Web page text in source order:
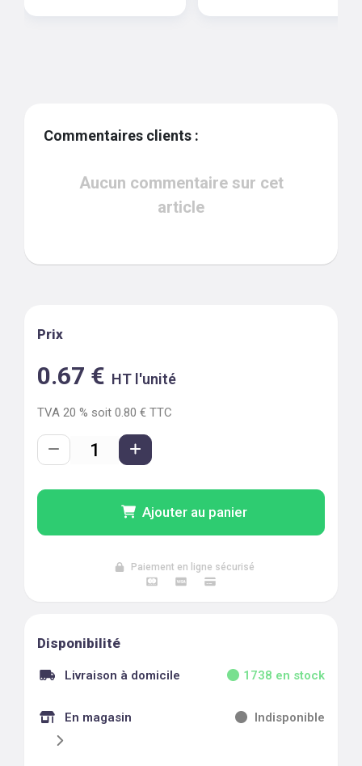
Commentaires clients :
Aucun commentaire sur cet
article
Prix
0.67 € HT l'unité
TVA 20 % soit 0.80 € TTC
Ajouter au panier
Paiement en ligne sécurisé
Disponibilité
Livraison à domicile 1738 en stock
En magasin Indisponible